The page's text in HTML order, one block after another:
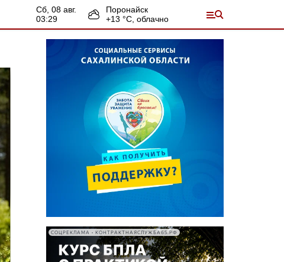
сб, 08 авг.
03:29
Поронайск
+13 °С, облачно
СОЦРЕКЛАМА • КОНТРАКТНАЯСЛУЖБА65.РФ